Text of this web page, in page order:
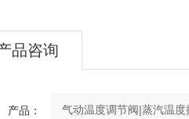
品咨询
产品：